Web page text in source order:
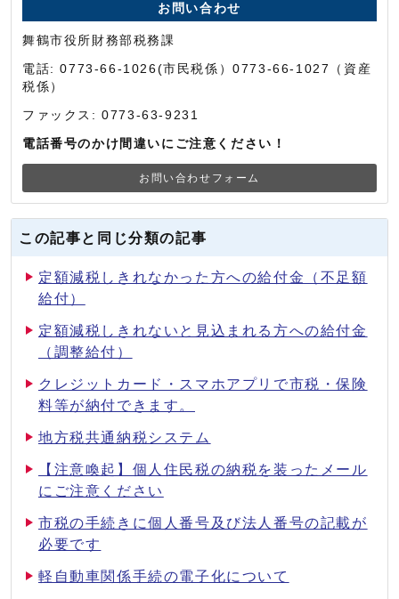
お問い合わせ
舞鶴市役所財務部税務課
電話: 0773-66-1026(市民税係）0773-66-1027（資産
税係）
ファックス: 0773-63-9231
電話番号のかけ間違いにご注意ください！
お問い合わせフォーム
この記事と同じ分類の記事
定額減税しきれなかった方への給付金（不足額
給付）
定額減税しきれないと見込まれる方への給付金
（調整給付）
クレジットカード・スマホアプリで市税・保険
料等が納付できます。
地方税共通納税システム
【注意喚起】個人住民税の納税を装ったメール
にご注意ください
市税の手続きに個人番号及び法人番号の記載が
必要です
軽自動車関係手続の電子化について